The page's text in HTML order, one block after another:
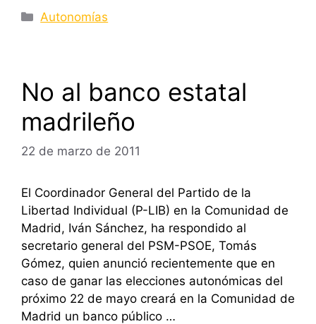
Categorías
Autonomías
No al banco estatal
madrileño
22 de marzo de 2011
El Coordinador General del Partido de la
Libertad Individual (P-LIB) en la Comunidad de
Madrid, Iván Sánchez, ha respondido al
secretario general del PSM-PSOE, Tomás
Gómez, quien anunció recientemente que en
caso de ganar las elecciones autonómicas del
próximo 22 de mayo creará en la Comunidad de
Madrid un banco público …